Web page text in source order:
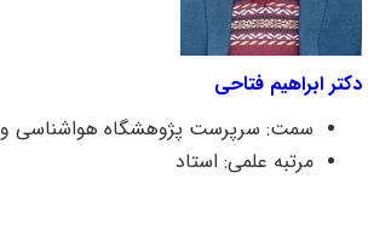
فتاحی
سرپرست پژوهشگاه هواشناسی و علوم جو
علمی: استاد